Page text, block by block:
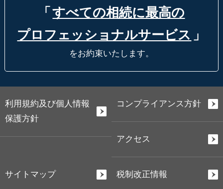
「 すべての相続に最高の
プロフェッショナルサービス 」
をお約束いたします。
利用規約及び個人情報
保護方針
コンプライアンス方針
アクセス
サイトマップ 税制改正情報